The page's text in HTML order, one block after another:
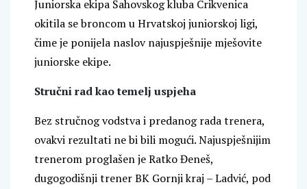
Juniorska ekipa Šahovskog kluba Crikvenica
okitila se broncom u Hrvatskoj juniorskoj ligi,
čime je ponijela naslov najuspješnije mješovite
juniorske ekipe.
Stručni rad kao temelj uspjeha
Bez stručnog vodstva i predanog rada trenera,
ovakvi rezultati ne bi bili mogući. Najuspješnijim
trenerom proglašen je Ratko Đeneš,
dugogodišnji trener BK Gornji kraj – Ladvić, pod